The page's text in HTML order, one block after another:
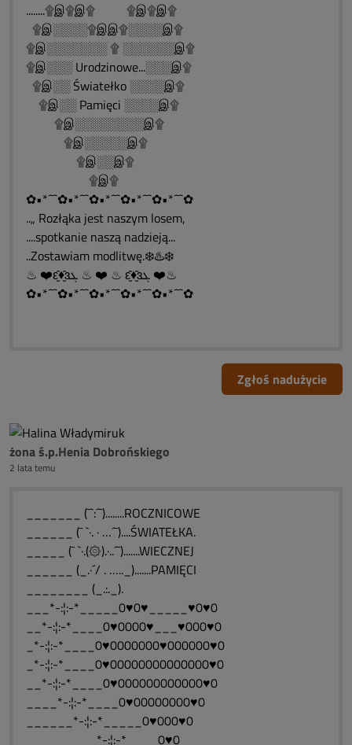
........۩இ۩இ۩ ۩இ۩இ۩
۩இ░░░░۩இஇ۩░░░░இ۩
۩இ░░░░░░░ ۩ ░░░░░░இ۩
۩இ░░░ Urodzinowe...░░░இ۩
۩இ░░ Światełko ░░░░இ۩
۩இ░░ Pamięci ░░░░இ۩
۩இ░░░░░░░░இ۩
۩இ░░░░░இ۩
۩இ░░இ۩
۩இ۩
✿•*´¯`✿•*´¯`✿•*´¯`✿•*´¯`✿•*´¯`✿
..„ Rozłąka jest naszym losem,
....spotkanie naszą nadzieją...
..Zostawiam modlitwę.❄️♨️❄️
♨ ❤️ԑ̮̑♦̮̑ɜܓ ♨ ❤️ ♨ ԑ̮̑♦̮̑ɜܓ ❤️♨
✿•*´¯`✿•*´¯`✿•*´¯`✿•*´¯`✿•*´¯`✿
Zgłoś nadużycie
żona ś.p.Henia Dobrońskiego
2 lata temu
_______ (¯`:´¯)........ROCZNICOWE
______ (¯ `·. · …´¯)....ŚWIATEŁKA.
_____ (¯ `·.(۞).·..´¯).......WIECZNEJ
______ (_.·´/ . ….._).......PAMIĘCI
________ (_.:._).
___*-:¦:-*_____0♥0♥_____♥0♥0
__*-:¦:-*____0♥0000♥___♥000♥0
_*-:¦:-*____0♥0000000♥000000♥0
_*-:¦:-*____0♥00000000000000♥0
__*-:¦:-*____0♥000000000000♥0
____*-:¦:-*____0♥00000000♥0
______*-:¦:-*_____0♥000♥0
_________*-:¦:-*____0♥0